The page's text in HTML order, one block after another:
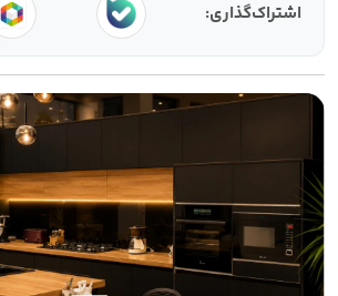
اشتراک‌گذاری: